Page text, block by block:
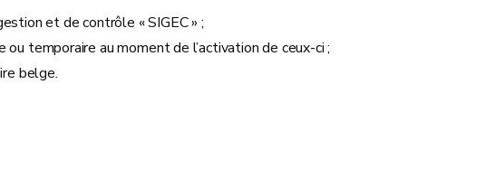
et de contrôle « SIGEC » ;
temporaire au moment de l’activation de ceux-ci ;
belge.